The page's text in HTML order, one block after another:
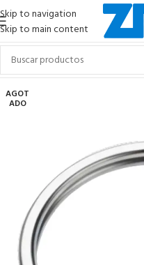
Skip to navigation
Skip to main content
AGOT
ADO